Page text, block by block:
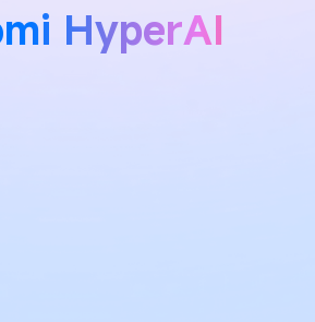
HyperAI